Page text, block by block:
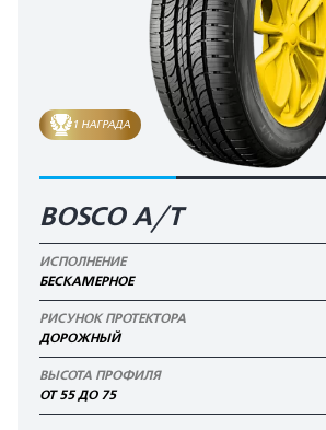
1 НАГРАДА
BOSCO A/T
ИСПОЛНЕНИЕ
БЕСКАМЕРНОЕ
РИСУНОК ПРОТЕКТОРА
ДОРОЖНЫЙ
ВЫСОТА ПРОФИЛЯ
ОТ 55 ДО 75